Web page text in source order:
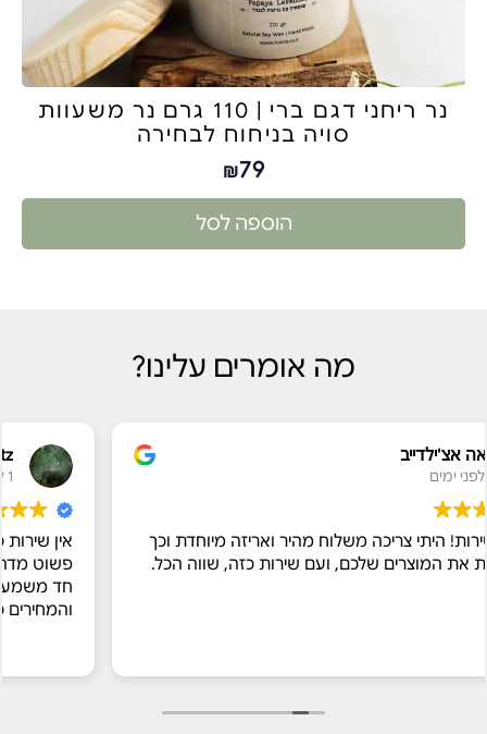
נר ריחני דגם ברי | 110 גרם נר משעוות
סויה בניחוח לבחירה
₪79
הוספה לסל
מה אומרים עלינו?
Hilla Brantz
אין שירות כזה
פשוט מדהימים מתוקן וכ״כ
חד משמעית אני לקוחה
והמחירים ככ נעימים! אלופים
מהיר ואריזה מיוחדת וכך
ועם שירות כזה, שווה הכל.